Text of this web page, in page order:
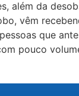
além da
vêm
que
pouco